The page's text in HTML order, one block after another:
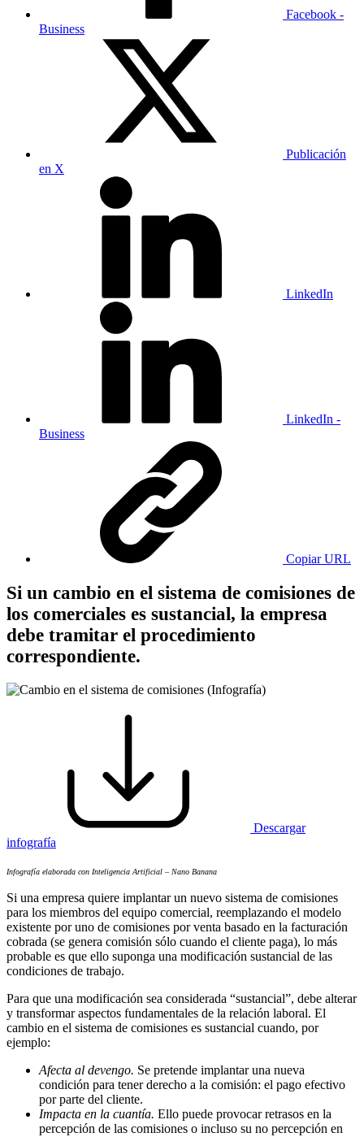
Facebook -
Business
Publicación
en X
LinkedIn
LinkedIn -
Business
Copiar URL
Si un cambio en el sistema de comisiones de
los comerciales es sustancial, la empresa
debe tramitar el procedimiento
correspondiente.
Descargar
infografía
Infografía elaborada con Inteligencia Artificial – Nano Banana
Si una empresa quiere implantar un nuevo sistema de comisiones
para los miembros del equipo comercial, reemplazando el modelo
existente por uno de comisiones por venta basado en la facturación
cobrada (se genera comisión sólo cuando el cliente paga), lo más
probable es que ello suponga una modificación sustancial de las
condiciones de trabajo.
Para que una modificación sea considerada “sustancial”, debe alterar
y transformar aspectos fundamentales de la relación laboral. El
cambio en el sistema de comisiones es sustancial cuando, por
ejemplo:
Afecta al devengo. Se pretende implantar una nueva
condición para tener derecho a la comisión: el pago efectivo
por parte del cliente.
Impacta en la cuantía. Ello puede provocar retrasos en la
percepción de las comisiones o incluso su no percepción en